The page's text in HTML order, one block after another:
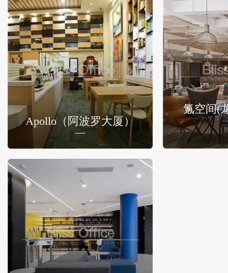
Apollo（阿波罗大厦）
氪空间(